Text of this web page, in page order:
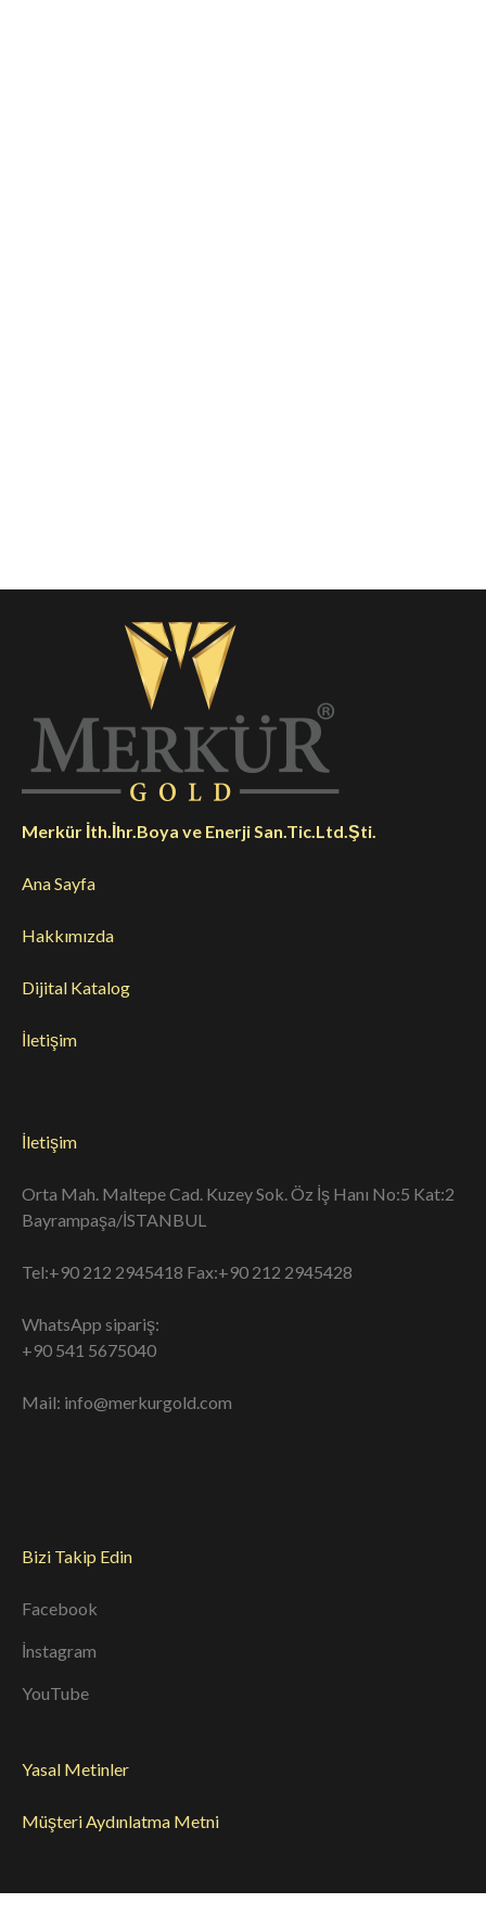
Merkür İth.İhr.Boya ve Enerji San.Tic.Ltd.Şti.
Ana Sayfa
Hakkımızda
Dijital Katalog
İletişim
İletişim
Orta Mah. Maltepe Cad. Kuzey Sok. Öz İş Hanı No:5 Kat:2
Bayrampaşa/İSTANBUL
Tel:+90 212 2945418 Fax:+90 212 2945428
WhatsApp sipariş:
+90 541 5675040
Mail: info@merkurgold.com
Bizi Takip Edin
Facebook
İnstagram
YouTube
Yasal Metinler
Müşteri Aydınlatma Metni